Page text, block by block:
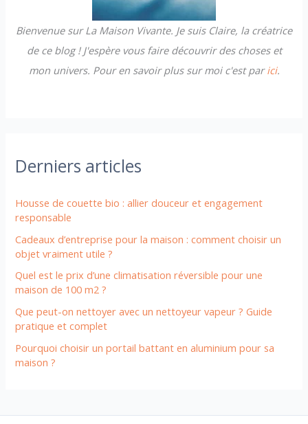
:Bienvenue sur La Maison Vivante. Je suis Claire, la créatrice
de ce blog ! J'espère vous faire découvrir des choses et
mon univers. Pour en savoir plus sur moi c'est parici.
Derniers articles
Housse de couette bio : allier douceur et engagement
responsable
Cadeaux d’entreprise pour la maison : comment choisir un
objet vraiment utile ?
Quel est le prix d’une climatisation réversible pour une
maison de 100 m2 ?
Que peut-on nettoyer avec un nettoyeur vapeur ? Guide
pratique et complet
Pourquoi choisir un portail battant en aluminium pour sa
maison ?